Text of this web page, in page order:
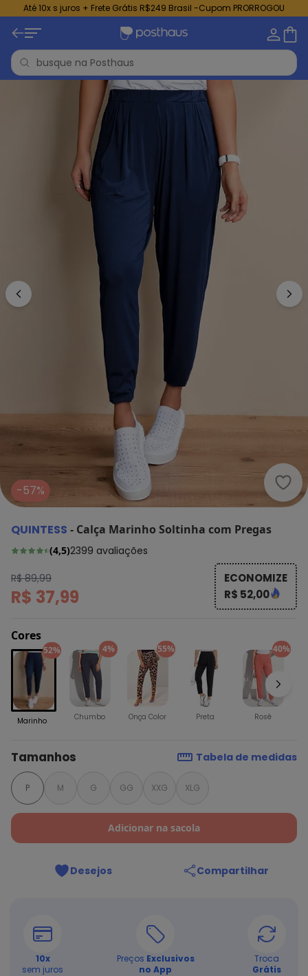
Até 10x s juros + Frete Grátis R$249 Brasil -Cupom PRORROGOU
-57%
QUINTESS - Calça Marinho Soltinha com Pregas
(4,5)2399 avaliações
R$ 89,99
R$ 37,99
ECONOMIZE
R$ 52,00
Cores
52%
Marinho
4%
Chumbo
55%
Onça Color Preta
40%
Rosê
Tamanhos Tabela de medidas
P M G GG XXG XLG
Adicionar na sacola
Desejos Compartilhar
10x
sem juros
Preços Exclusivos
no App
Troca
Grátis